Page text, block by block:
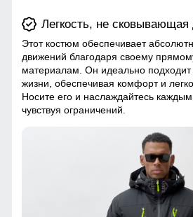
Легкость, не
Этот костюм обеспечивает
движений благодаря своему
материалам. Он идеально подходит
жизни, обеспечивая комфорт и
Носите его и наслаждайтесь
чувствуя ограничений.